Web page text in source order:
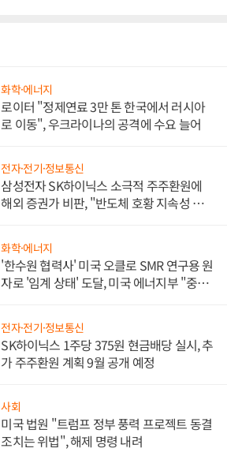
화학·에너지
로이터 "정제연료 3만 톤 한국에서 러시아
로 이동", 우크라이나의 공격에 수요 늘어
전자·전기·정보통신
삼성전자 SK하이닉스 소극적 주주환원에
해외 증권가 비판, "반도체 호황 지속성 의
화학·에너지
'한수원 협력사' 미국 오클로 SMR 연구용 원
자로 '임계 상태' 도달, 미국 에너지부 "중요
전자·전기·정보통신
SK하이닉스 1주당 375원 현금배당 실시, 추
가 주주환원 계획 9월 공개 예정
사회
미국 법원 "트럼프 정부 풍력 프로젝트 동결
조치는 위법", 해제 명령 내려